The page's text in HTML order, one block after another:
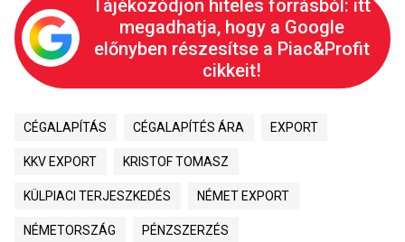
Tájékozódjon hiteles forrásból: itt
megadhatja, hogy a Google
előnyben részesítse a Piac&Profit
cikkeit!
CÉGALAPÍTÁS CÉGALAPÍTÉS ÁRA EXPORT
KKV EXPORT KRISTOF TOMASZ
KÜLPIACI TERJESZKEDÉS NÉMET EXPORT
NÉMETORSZÁG PÉNZSZERZÉS